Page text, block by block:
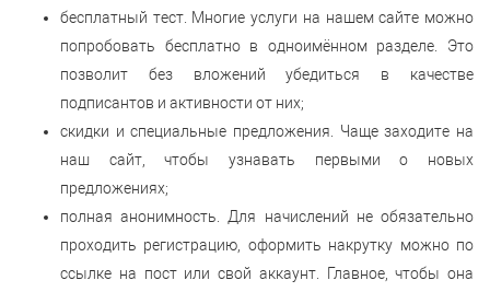
бесплатный тест. Многие услуги на нашем сайте можно
попробовать бесплатно в одноимённом разделе. Это
позволит без вложений убедиться в качестве
подписантов и активности от них;
скидки и специальные предложения. Чаще заходите на
наш сайт, чтобы узнавать первыми о новых
предложениях;
полная анонимность. Для начислений не обязательно
проходить регистрацию, оформить накрутку можно по
ссылке на пост или свой аккаунт. Главное, чтобы она